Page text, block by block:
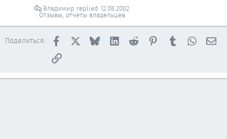
Отзывы, отчеты владельцев
12.08.2002
Владимир
Поделиться: Facebook BlueskyLinkedInReddit PinterestTumblr
Ссылка